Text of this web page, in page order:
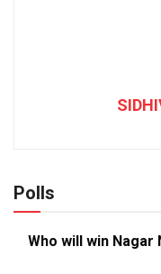
Polls
Who will win Nagar